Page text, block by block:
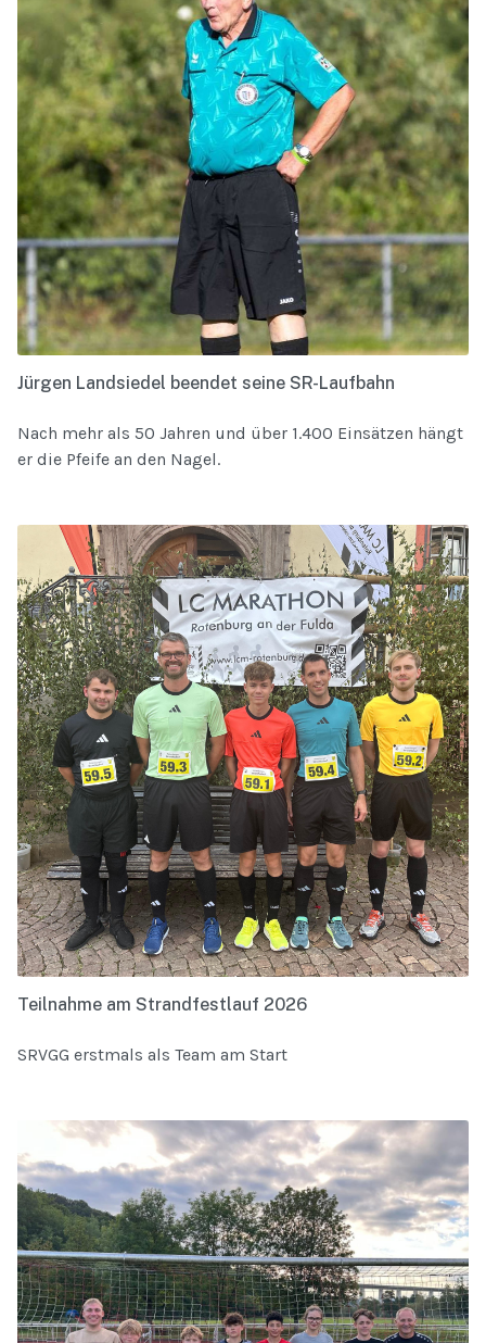
Jürgen Landsiedel beendet seine SR-Laufbahn
Nach mehr als 50 Jahren und über 1.400 Einsätzen hängt
er die Pfeife an den Nagel.
Teilnahme am Strandfestlauf 2026
SRVGG erstmals als Team am Start